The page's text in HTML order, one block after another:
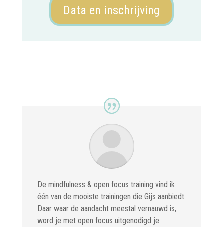
Data en inschrijving
De mindfulness & open focus training vind ik
één van de mooiste trainingen die Gijs aanbiedt.
Daar waar de aandacht meestal vernauwd is,
word je met open focus uitgenodigd je